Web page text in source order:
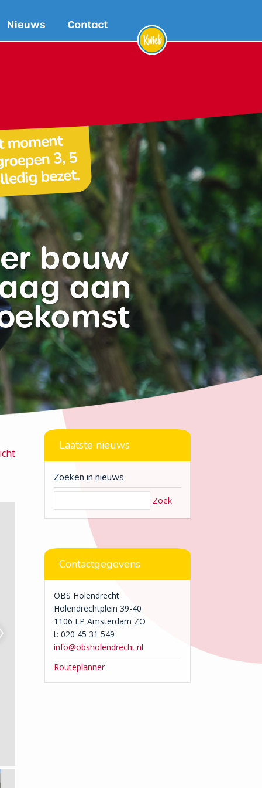
Laatste nieuws
Zoeken in nieuws
Zoek
Contactgegevens
OBS Holendrecht
Holendrechtplein 39-40
1106 LP Amsterdam ZO
t: 020 45 31 549
info@obsholendrecht.nl
Routeplanner